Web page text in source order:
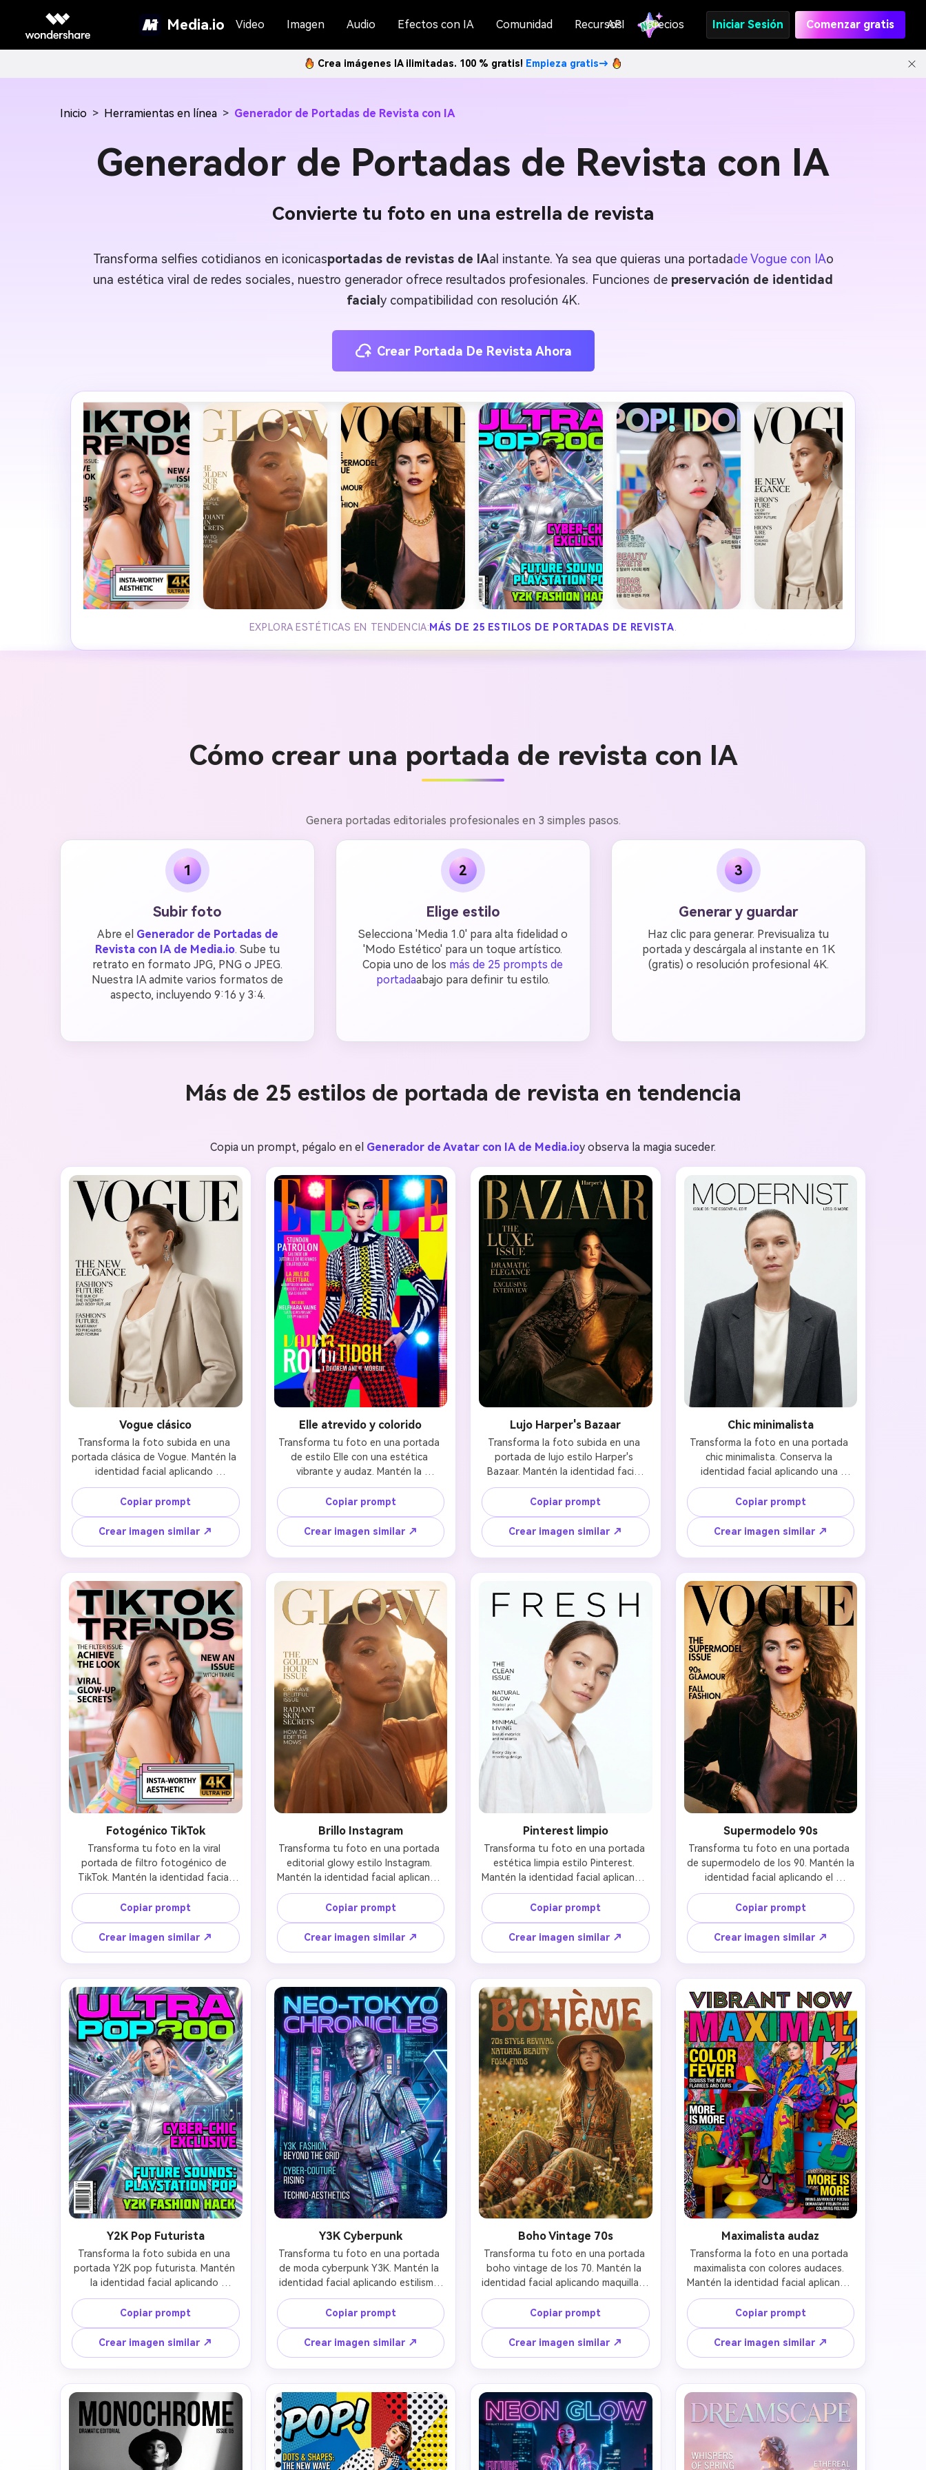
Media.io Video Imagen Audio Efectos con IA Comunidad Recursos
API Precios Iniciar Sesión Comenzar gratis
Crea imágenes IA ilimitadas. 100 % gratis! Empieza gratis→
Inicio > Herramientas en línea > Generador de Portadas de Revista con IA
Generador de Portadas de Revista con IA
Convierte tu foto en una estrella de revista
Transforma selfies cotidianos en iconicasportadas de revistas de IAal instante. Ya sea que quieras una portadade Vogue con IAo
una estética viral de redes sociales, nuestro generador ofrece resultados profesionales. Funciones de preservación de identidad
facial y compatibilidad con resolución 4K.
Crear Portada De Revista Ahora
EXPLORA ESTÉTICAS EN TENDENCIA: MÁS DE 25 ESTILOS DE PORTADAS DE REVISTA
Cómo crear una portada de revista con IA
Genera portadas editoriales profesionales en 3 simples pasos.
1
Subir foto
Abre el Generador de Portadas de
Revista con IA de Media.io. Sube tu
retrato en formato JPG, PNG o JPEG.
Nuestra IA admite varios formatos de
aspecto, incluyendo 9:16 y 3:4.
2
Elige estilo
Selecciona 'Media 1.0' para alta fidelidad o
'Modo Estético' para un toque artístico.
Copia uno de los más de 25 prompts de
portadaabajo para definir tu estilo.
3
Generar y guardar
Haz clic para generar. Previsualiza tu
portada y descárgala al instante en 1K
(gratis) o resolución profesional 4K.
Más de 25 estilos de portada de revista en tendencia
Copia un prompt, pégalo en el Generador de Avatar con IA de Media.ioy observa la magia suceder.
Vogue clásico
Transforma la foto subida en una
portada clásica de Vogue. Mantén la
identidad facial aplicando
iluminación de estudio ultra realista
con sombras suaves y
cinematográficas. Retoque de piel
impecable, maquillaje elegante y
estilismo de moda sofisticado.
Estética editorial profesional con
fondo limpio, enfoque nítido en el
rostro y poses de modelo de alta
costura. Conserva las características
únicas del rostro y la semejanza
durante toda la transformación.
Copiar prompt
Crear imagen similar ↗
Elle atrevido y colorido
Transforma tu foto en una portada
de estilo Elle con una estética
vibrante y audaz. Mantén la
identidad facial aplicando colores
brillantes y saturados, iluminación
dinámica y estilismo energético.
Fotografía editorial de alto
contraste con maquillaje moderno y
estilismo contemporáneo. Conserva
los rasgos únicos mientras mejoras
con retoque profesional de calidad
revista y una intensa gradación de
color.
Copiar prompt
Crear imagen similar ↗
Lujo Harper's Bazaar
Transforma la foto subida en una
portada de lujo estilo Harper's
Bazaar. Mantén la identidad facial
aplicando iluminación dramática y
sofisticada con sombras y luces
intensas. Estilismo de moda de alta
gama, estética lujosa, pose
elegante y calidad editorial prémium.
Conserva los rasgos distintivos
mientras mejoras con retoque de
dramática y sofisticada.
Copiar prompt
Crear imagen similar ↗
Chic minimalista
Transforma la foto en una portada
chic minimalista. Conserva la
identidad facial aplicando una
estética limpia y refinada con
iluminación natural suave y retoque
sutil. Estilismo elegante y sencillo,
fondo limpio, composición moderna
y minimalista con espacios en
blanco. Conserva los rasgos
naturales mejorando con retoque
editorial sutil y de alta calidad para
un look refinado y actual.
Copiar prompt
Crear imagen similar ↗
Fotogénico TikTok
Transforma tu foto en la viral
portada de filtro fotogénico de
TikTok. Mantén la identidad facial
aplicando textura de piel ultra
suave, rasgos faciales mejorados,
iluminación suave y brillante, y
acabado digno de Instagram.
Estética social media de tendencia
con retoque impecable y calidad
vibrante e impactante. Conserva la
semejanza mientras logras ese look
viral y altamente compartible de
portada de revista.
Copiar prompt
Crear imagen similar ↗
Brillo Instagram
Transforma tu foto en una portada
editorial glowy estilo Instagram.
Mantén la identidad facial aplicando
luz cálida y luminosa con un efecto
de resplandor suave y onírico.
Estética golden hour, piel radiante y
calidad editorial etérea perfecta
para redes sociales. Conserva los
rasgos realzando con tonos cálidos
y un resplandor etéreo tendencia en
Instagram.
Copiar prompt
Crear imagen similar ↗
Pinterest limpio
Transforma tu foto en una portada
estética limpia estilo Pinterest.
Mantén la identidad facial aplicando
iluminación brillante y definida con
fondo blanco ultra limpio. Belleza
natural y fresca con maquillaje
mínimo, piel impecable y calidad
editorial luminosa. Conserva los
rasgos mientras mejoras con
estética limpia y tendencia de
Pinterest e iluminación brillante y
acogedora.
Copiar prompt
Crear imagen similar ↗
Supermodelo 90s
Transforma tu foto en una portada
de supermodelo de los 90. Mantén la
identidad facial aplicando el
maquillaje editorial icónico de los 90
(labios gloss, cejas definidas,
delineado marrón), pelo voluminoso
y estilismo clásico de supermodelo.
Estética de fotografía de moda 90s
de alta calidad con retoque
profesional. Conserva los rasgos
únicos evocando la era dorada de
las portadas de los 90.
Copiar prompt
Crear imagen similar ↗
Y2K Pop Futurista
Transforma la foto subida en una
portada Y2K pop futurista. Mantén
la identidad facial aplicando
maquillaje y estilismo inspirado en
los primeros 2000 con acentos
metálicos, estética colorida y
elementos futuristas. Vibra
nostálgica Y2K con ejecución
moderna de alta calidad. Conserva
los rasgos mientras creas un look
editorial divertido y a la moda
inspirado en Y2K.
Copiar prompt
Crear imagen similar ↗
Y3K Cyberpunk
Transforma tu foto en una portada
de moda cyberpunk Y3K. Mantén la
identidad facial aplicando estilismo
futurista cyberpunk con maquillaje
metálico, efectos holográficos,
elementos geométricos audaces y
estética techno. Calidad editorial
sci-fi ultra moderna. Conserva la
semejanza facial mientras la
transformas en un icono de moda
futurista con estilo Y3K cyberpunk.
Copiar prompt
Crear imagen similar ↗
Boho Vintage 70s
Transforma tu foto en una portada
boho vintage de los 70. Mantén la
identidad facial aplicando maquillaje
retro setentero (tonos tierra, cejas
naturales, labios suaves), estilismo
bohemio y una estética fotográfica
vintage cálida. Calidad editorial
nostálgica de los 70 con textura de
grano de película. Conserva los
rasgos únicos creando un look
auténtico de portada vintage 70s.
Copiar prompt
Crear imagen similar ↗
Maximalista audaz
Transforma la foto en una portada
maximalista con colores audaces.
Mantén la identidad facial aplicando
paleta vibrante y saturada con
colores que contrastan (morado con
rojo, verde lima con azul cobalto).
Estilismo maximalista con colores
intensos y estética llamativa.
Preserva los rasgos faciales mientras
creas una editorial colorida y
maximalista de 2026.
Copiar prompt
Crear imagen similar ↗
Crea imágenes IA
ilimitadas. 100 %
gratis!
Empieza Gratis→